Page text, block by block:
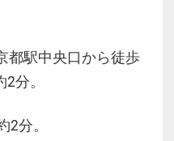
都駅中央口から徒歩
2分。
2分。